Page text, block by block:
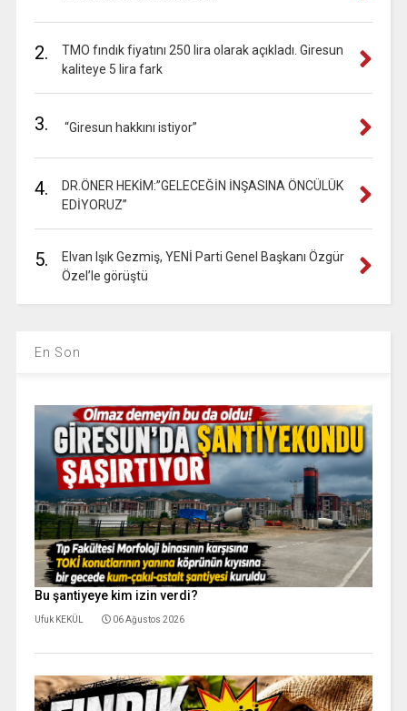
2.
TMO fındık fiyatını 250 lira olarak açıkladı. Giresun
kaliteye 5 lira fark
3. “Giresun hakkını istiyor”
4.
DR.ÖNER HEKİM:”GELECEĞİN İNŞASINA ÖNCÜLÜK
EDİYORUZ”
5.
Elvan Işık Gezmiş, YENİ Parti Genel Başkanı Özgür
Özel’le görüştü
En Son
Bu şantiyeye kim izin verdi?
Ufuk KEKÜL 06 Ağustos 2026